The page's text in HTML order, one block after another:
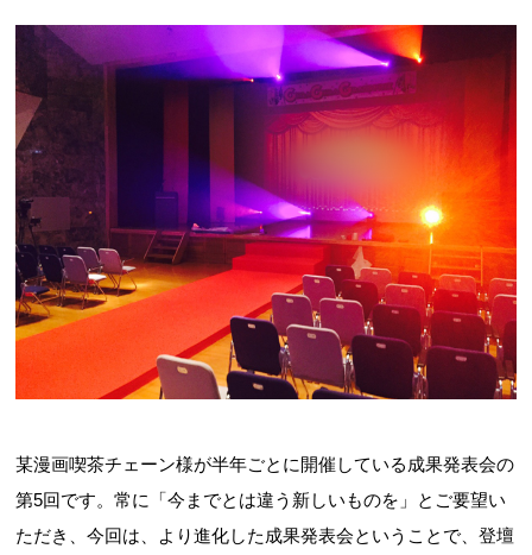
某漫画喫茶チェーン様が半年ごとに開催している成果発表会の
第5回です。常に「今までとは違う新しいものを」とご要望い
ただき、今回は、より進化した成果発表会ということで、登壇